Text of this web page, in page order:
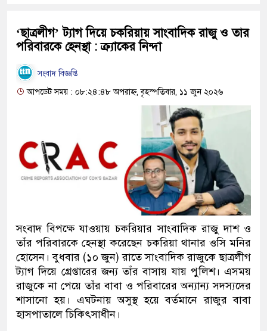
‘ছাত্রলীগ’ ট্যাগ দিয়ে চকরিয়ায় সাংবাদিক রাজু ও তার
পরিবারকে হেনস্থা : ক্র্যাকের নিন্দা
সংবাদ বিজ্ঞপ্তি
আপডেট সময় : ০৮:২৪:৪৮ অপরাহ্ন, বৃহস্পতিবার, ১১ জুন ২০২৬
সংবাদ বিপক্ষে যাওয়ায় চকরিয়ার সাংবাদিক রাজু দাশ ও
তাঁর পরিবারকে হেনস্থা করেছেন চকরিয়া থানার ওসি মনির
হোসেন। বুধবার (১০ জুন) রাতে সাংবাদিক রাজুকে ছাত্রলীগ
ট্যাগ দিয়ে গ্রেপ্তারের জন্য তাঁর বাসায় যায় পুলিশ। এসময়
রাজুকে না পেয়ে তাঁর বাবা ও পরিবারের অন্যান্য সদস্যদের
শাসানো হয়। এঘটনায় অসুস্থ হয়ে বর্তমানে রাজুর বাবা
হাসপাতালে চিকিৎসাধীন।